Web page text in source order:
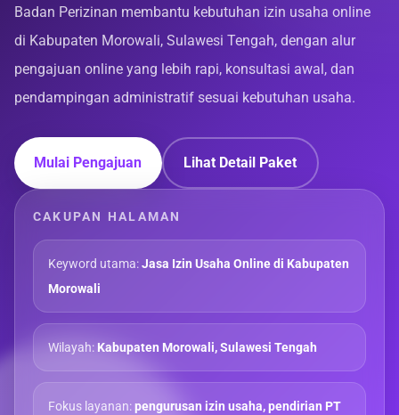
Badan Perizinan membantu kebutuhan izin usaha online
di Kabupaten Morowali, Sulawesi Tengah, dengan alur
pengajuan online yang lebih rapi, konsultasi awal, dan
pendampingan administratif sesuai kebutuhan usaha.
Mulai Pengajuan Lihat Detail Paket
CAKUPAN HALAMAN
Keyword utama:Jasa Izin Usaha Online di Kabupaten
Morowali
Wilayah:Kabupaten Morowali, Sulawesi Tengah
Fokus layanan:pengurusan izin usaha, pendirian PT